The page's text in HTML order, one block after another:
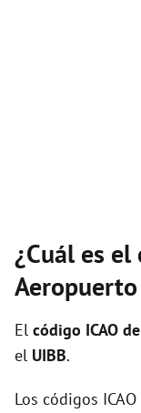
¿Cuál es el
El código ICAO
el UIBB.
Los códigos